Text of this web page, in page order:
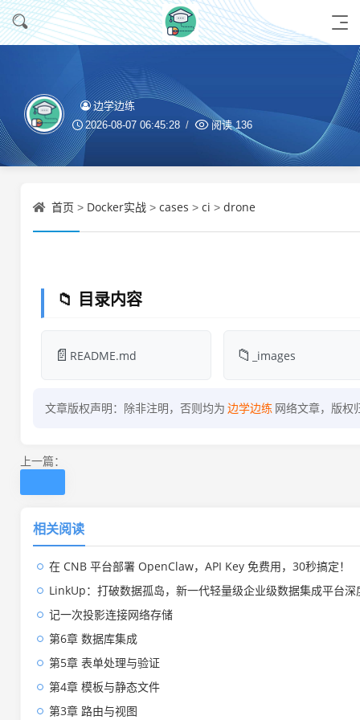
边学边练
2026-08-07 06:45:28 阅读136
首页 > Docker实战 > cases > ci > drone
📁 目录内容
📄 README.md 📁 _images
文章版权声明：除非注明，否则均为 边学边练 网络文章，版权
上一篇：
相关阅读
在 CNB 平台部署 OpenClaw，API Key 免费用，30秒搞定！
LinkUp：打破数据孤岛，新一代轻量级企业级数据集成平台深
记一次投影连接网络存储
第6章 数据库集成
第5章 表单处理与验证
第4章 模板与静态文件
第3章 路由与视图